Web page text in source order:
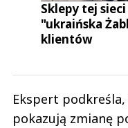
Sklepy tej
"ukraińska
klientów
Ekspert podkreśla,
pokazują zmianę